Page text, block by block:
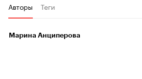
Авторы Теги
Марина Анциперова